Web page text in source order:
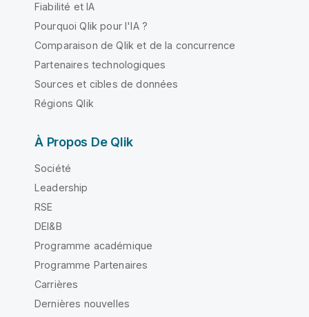
Fiabilité et IA
Pourquoi Qlik pour l'IA ?
Comparaison de Qlik et de la concurrence
Partenaires technologiques
Sources et cibles de données
Régions Qlik
À Propos De Qlik
Société
Leadership
RSE
DEI&B
Programme académique
Programme Partenaires
Carrières
Dernières nouvelles